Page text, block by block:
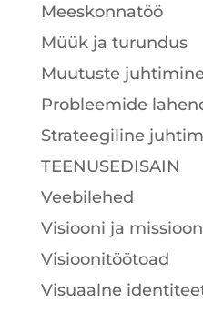
Meeskonnatöö
Müük ja turundus
Muutuste
Probleemide
Strateegiline
TEENUSEDISAIN
Veebilehed
Visiooni ja
Visioonitöötoad
Visuaalne